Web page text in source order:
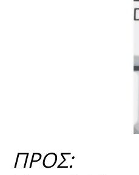
ΠΡΟΣ: